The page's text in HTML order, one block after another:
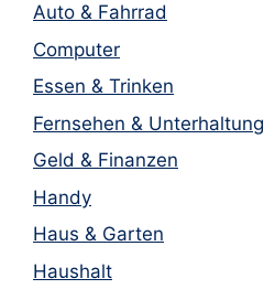
Auto & Fahrrad
Computer
Essen & Trinken
Fernsehen & Unterhaltung
Geld & Finanzen
Handy
Haus & Garten
Haushalt